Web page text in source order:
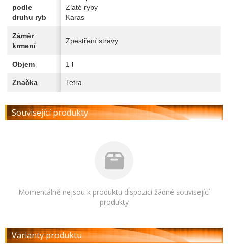
podle
druhu ryb
Zlaté ryby
Karas
Záměr
krmení
Zpestření stravy
Objem 1 l
Značka Tetra
Související produkty
Momentálně nejsou k produktu dispozici žádné související
produkty
Varianty produktu